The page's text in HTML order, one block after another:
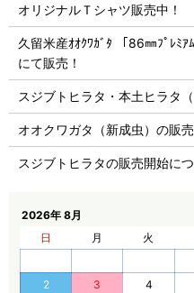
オリジナルＴシャツ販売中！
久留米産ｵｵｸﾜｶﾞﾀ 「86㎜ﾌﾟﾚﾐ
にて販売！
スジブトヒラタ・本土ヒラタ
オオクワガタ（新成虫）の販
スジブトヒラタの販売開始に
2026年 8月
日
月 火
2
3 4